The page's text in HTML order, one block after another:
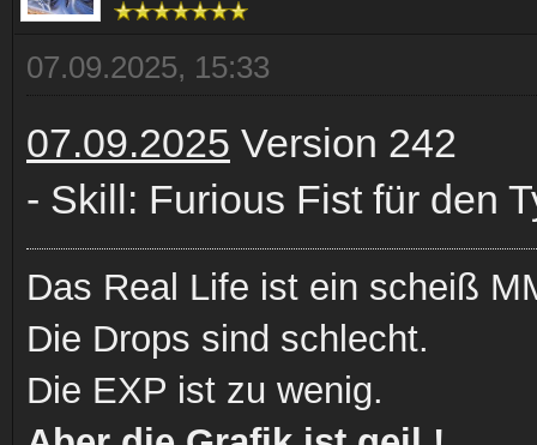
07.09.2025, 15:33
07.09.2025 Version 242
- Skill: Furious Fist für den
Das Real Life ist ein scheiß
Die Drops sind schlecht.
Die EXP ist zu wenig.